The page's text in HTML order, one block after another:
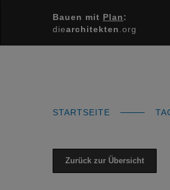
Bauen mit Plan:
diearchitekten .org
STARTSEITE
Zurück zur Übersicht